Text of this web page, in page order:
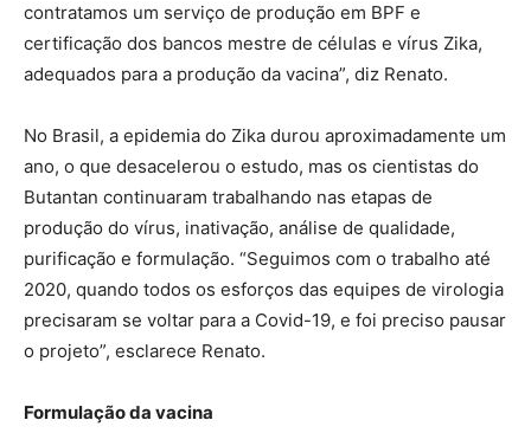
contratamos um serviço de produção em BPF e
certificação dos bancos mestre de células e vírus Zika,
adequados para a produção da vacina”, diz Renato.
No Brasil, a epidemia do Zika durou aproximadamente um
ano, o que desacelerou o estudo, mas os cientistas do
Butantan continuaram trabalhando nas etapas de
produção do vírus, inativação, análise de qualidade,
purificação e formulação. “Seguimos com o trabalho até
2020, quando todos os esforços das equipes de virologia
precisaram se voltar para a Covid-19, e foi preciso pausar
o projeto”, esclarece Renato.
Formulação da vacina